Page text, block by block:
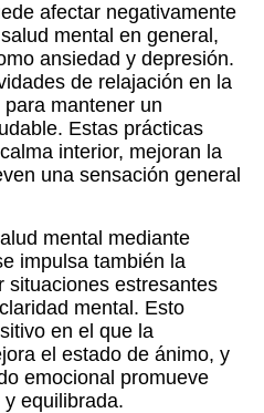
afectar negativamente
mental en general,
ansiedad y depresión.
de relajación en la
mantener un
Estas prácticas
interior, mejoran la
una sensación general
mental mediante
impulsa también la
situaciones estresantes
mental. Esto
en el que la
el estado de ánimo, y
emocional promueve
equilibrada.